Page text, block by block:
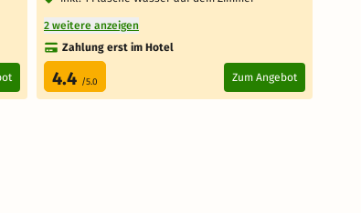
2 weitere anzeigen
Zahlung erst im Hotel
4.4 /5.0 Zum Angebot